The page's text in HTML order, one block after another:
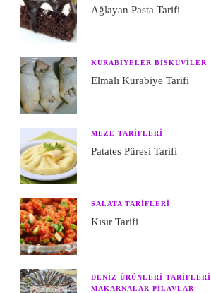
Ağlayan Pasta Tarifi
KURABIYELER BISKÜVILER
Elmalı Kurabiye Tarifi
MEZE TARIFLERI
Patates Püresi Tarifi
SALATA TARIFLERI
Kısır Tarifi
DENIZ ÜRÜNLERI TARIFLERI
MAKARNALAR PILAVLAR